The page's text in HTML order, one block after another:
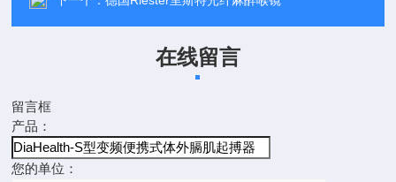
在线留言
留言框
产品：
您的单位：